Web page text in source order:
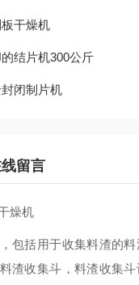
干燥机
结片机300公斤
闭制片机
留言
燥机
包括用于收集料渣的
渣收集斗，料渣收集